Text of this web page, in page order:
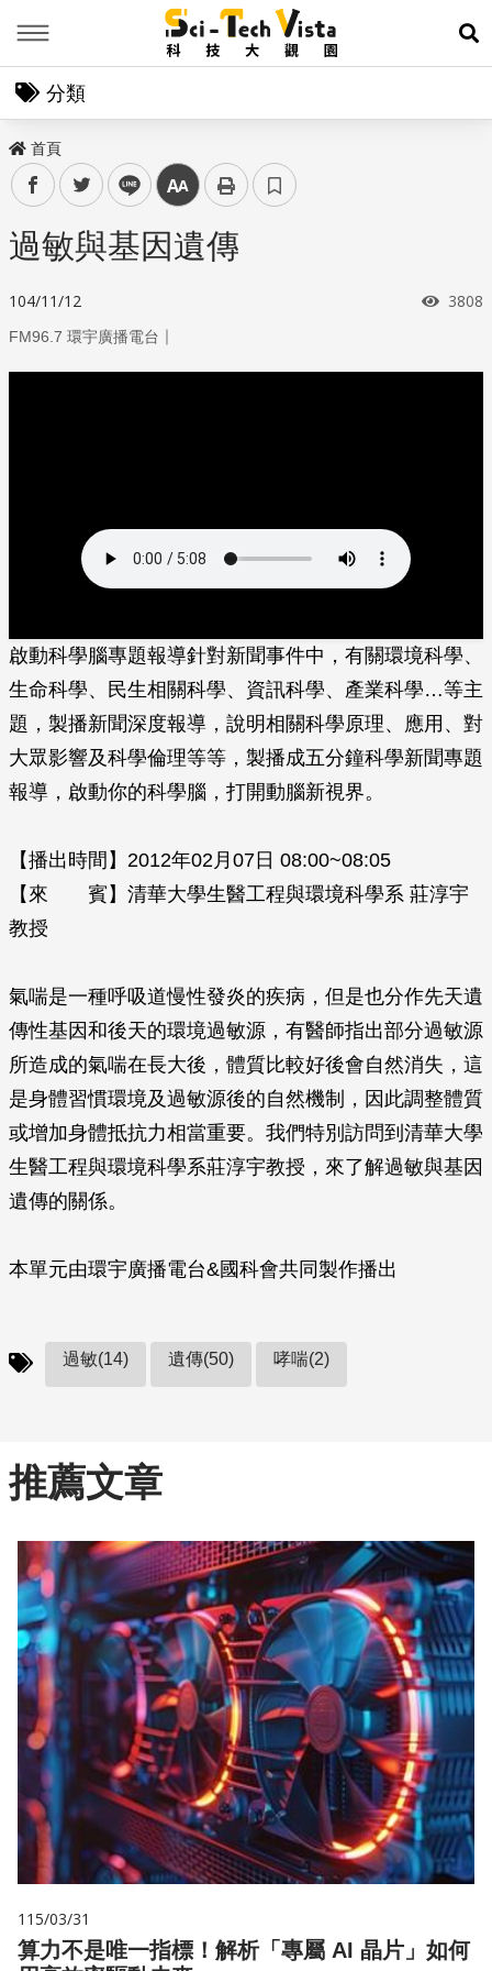
展
分類
首頁
facebooktwitter line 中
過敏與基因遺傳
104/11/12 瀏覽
3808
FM96.7 環宇廣播電台 ｜
啟動科學腦專題報導針對新聞事件中，有關環境科學、
生命科學、民生相關科學、資訊科學、產業科學…等主
題，製播新聞深度報導，說明相關科學原理、應用、對
大眾影響及科學倫理等等，製播成五分鐘科學新聞專題
報導，啟動你的科學腦，打開動腦新視界。
【播出時間】2012年02月07日 08:00~08:05
【來 賓】清華大學生醫工程與環境科學系 莊淳宇
教授
氣喘是一種呼吸道慢性發炎的疾病，但是也分作先天遺
傳性基因和後天的環境過敏源，有醫師指出部分過敏源
所造成的氣喘在長大後，體質比較好後會自然消失，這
是身體習慣環境及過敏源後的自然機制，因此調整體質
或增加身體抵抗力相當重要。我們特別訪問到清華大學
生醫工程與環境科學系莊淳宇教授，來了解過敏與基因
遺傳的關係。
本單元由環宇廣播電台&國科會共同製作播出
過敏(14) 遺傳(50) 哮喘(2)
推薦文章
115/03/31
算力不是唯一指標！解析「專屬 AI 晶片」如何